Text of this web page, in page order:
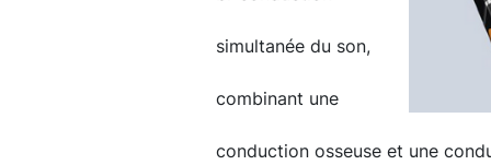
simultanée du son,
combinant une
conduction osseuse et une